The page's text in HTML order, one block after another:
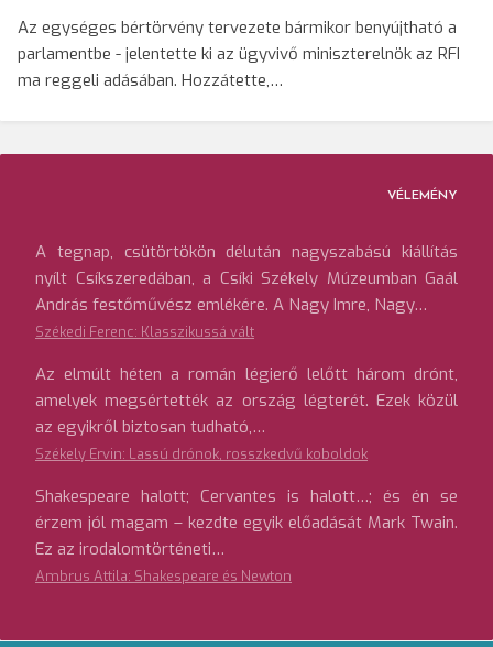
Az egységes bértörvény tervezete bármikor benyújtható a
parlamentbe - jelentette ki az ügyvivő miniszterelnök az RFI
ma reggeli adásában. Hozzátette,…
VÉLEMÉNY
A tegnap, csütörtökön délután nagyszabású kiállítás
nyílt Csíkszeredában, a Csíki Székely Múzeumban Gaál
András festőművész emlékére. A Nagy Imre, Nagy…
Székedi Ferenc: Klasszikussá vált
Az elmúlt héten a román légierő lelőtt három drónt,
amelyek megsértették az ország légterét. Ezek közül
az egyikről biztosan tudható,…
Székely Ervin: Lassú drónok, rosszkedvű koboldok
Shakespeare halott; Cervantes is halott…; és én se
érzem jól magam – kezdte egyik előadását Mark Twain.
Ez az irodalomtörténeti…
Ambrus Attila: Shakespeare és Newton